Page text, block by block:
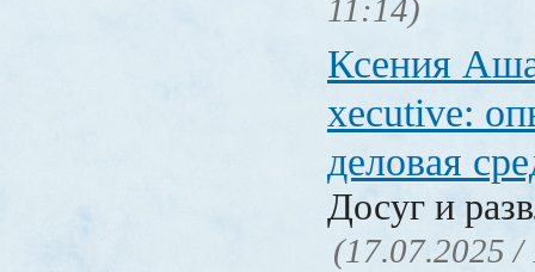
11:14)
Ксения
xecutive:
деловая
Досуг и
(17.07.2025 /